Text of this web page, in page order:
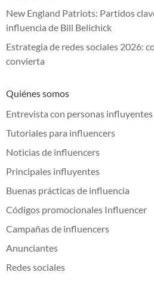
New England Patriots: Partidos
influencia de Bill Belichick
Estrategia de redes sociales 2026:
convierta
Quiénes somos
Entrevista con personas influyentes
Tutoriales para influencers
Noticias de influencers
Principales influyentes
Buenas prácticas de influencia
Códigos promocionales Influencer
Campañas de influencers
Anunciantes
Redes sociales